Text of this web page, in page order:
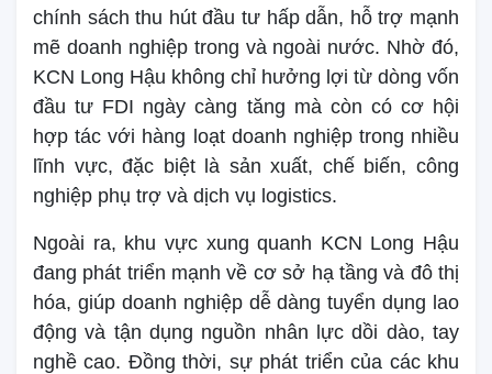
chính sách thu hút đầu tư hấp dẫn, hỗ trợ mạnh
mẽ doanh nghiệp trong và ngoài nước. Nhờ đó,
KCN Long Hậu không chỉ hưởng lợi từ dòng vốn
đầu tư FDI ngày càng tăng mà còn có cơ hội
hợp tác với hàng loạt doanh nghiệp trong nhiều
lĩnh vực, đặc biệt là sản xuất, chế biến, công
nghiệp phụ trợ và dịch vụ logistics.
Ngoài ra, khu vực xung quanh KCN Long Hậu
đang phát triển mạnh về cơ sở hạ tầng và đô thị
hóa, giúp doanh nghiệp dễ dàng tuyển dụng lao
động và tận dụng nguồn nhân lực dồi dào, tay
nghề cao. Đồng thời, sự phát triển của các khu